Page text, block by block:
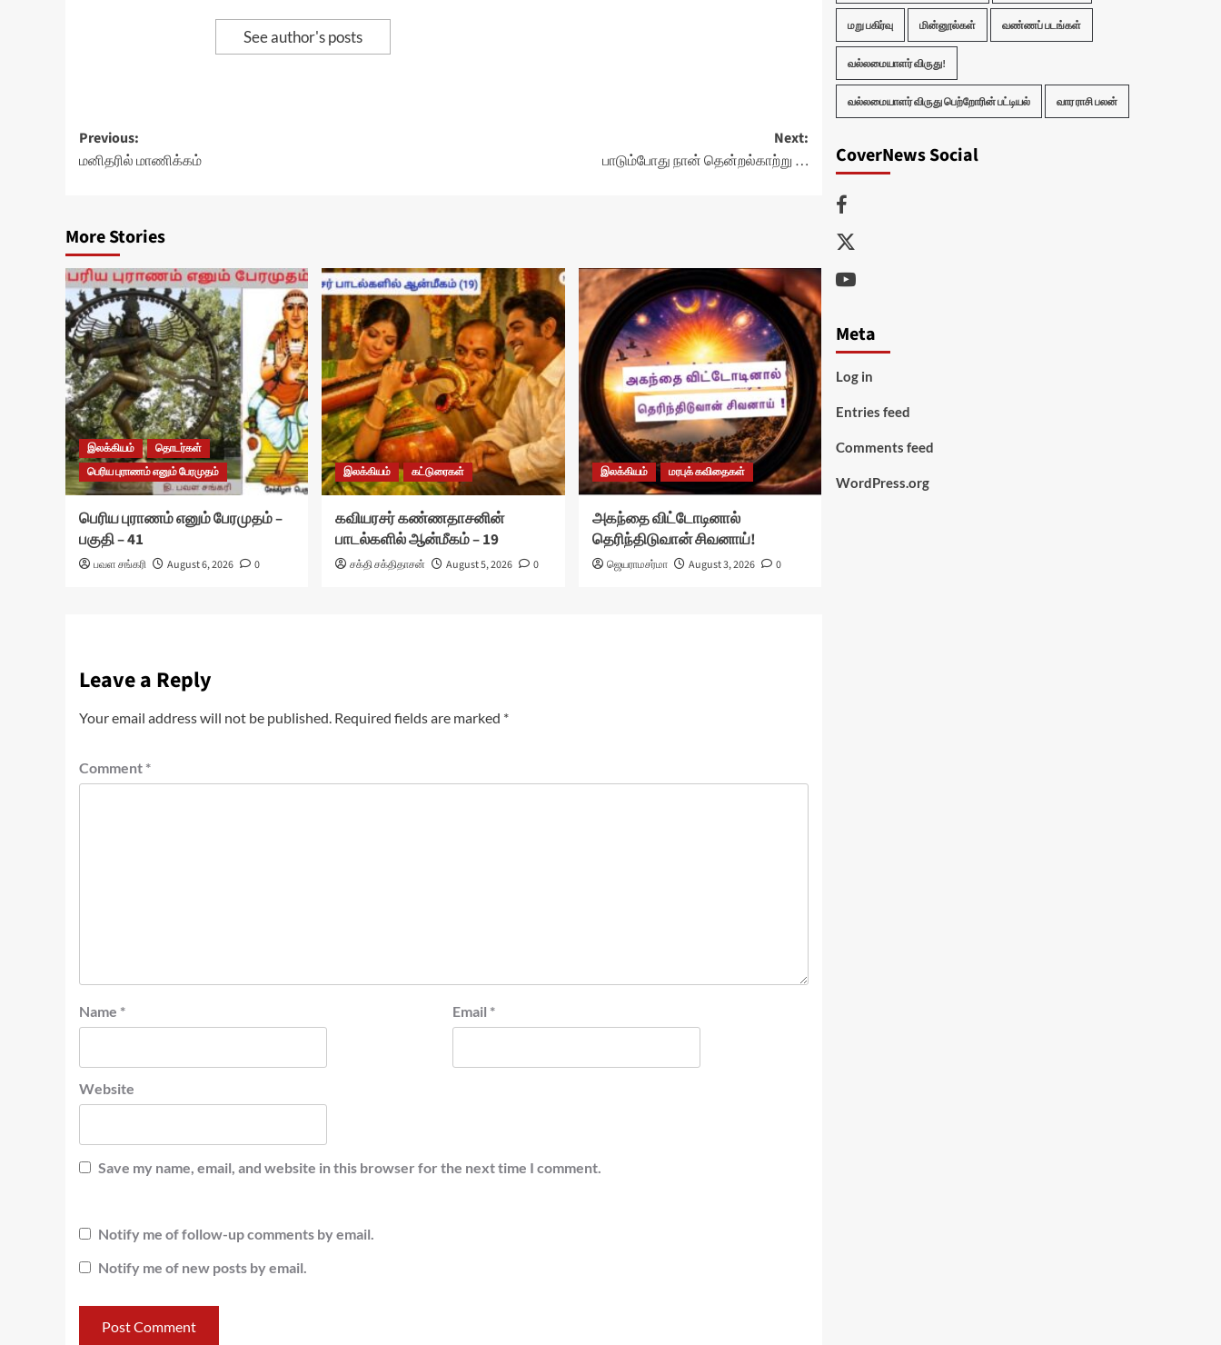
See author's posts
Post
navigation
Previous:
மனிதரில் மாணிக்கம்
Next:
பாடும்போது நான் தென்றல்காற்று …
More Stories
இலக்கியம்
தொடர்கள்
பெரிய புராணம் எனும் பேரமுதம்
பெரிய புராணம் எனும் பேரமுதம் –
பகுதி – 41
பவள சங்கரி August 6, 2026 0
இலக்கியம் கட்டுரைகள்
கவியரசர் கண்ணதாசனின்
பாடல்களில் ஆன்மீகம் – 19
சக்தி சக்திதாசன் August 5, 2026 0
இலக்கியம் மரபுக் கவிதைகள்
அகந்தை விட்டோடினால்
தெரிந்திடுவான் சிவனாய்!
ஜெயராமசர்மா August 3, 2026 0
Leave a Reply
Your email address will not be published. Required fields are marked *
Comment *
Name * Email *
Website
Save my name, email, and website in this browser for the next time I comment.
Notify me of follow-up comments by email.
Notify me of new posts by email.
மறு பகிர்வு மின்னூல்கள் வண்ணப் படங்கள்
வல்லமையாளர் விருது!
வல்லமையாளர் விருது பெற்றோரின் பட்டியல் வார ராசி பலன்
CoverNews Social
Facebook
Twitter
Youtube
Meta
Log in
Entries feed
Comments feed
WordPress.org